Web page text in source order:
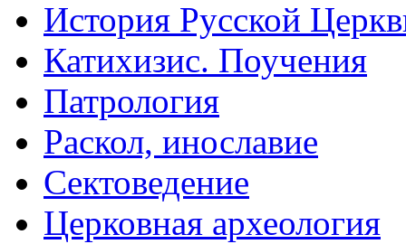
История Русской
Катихизис. Поучения
Патрология
Раскол, инославие
Сектоведение
Церковная археология